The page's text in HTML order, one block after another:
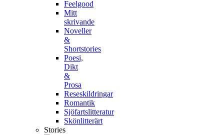
Feelgood
Mitt
skrivande
Noveller
&
Shortstories
Poesi,
Dikt
&
Prosa
Reseskildringar
Romantik
Sjöfartslitteratur
Skönlitterärt
Stories